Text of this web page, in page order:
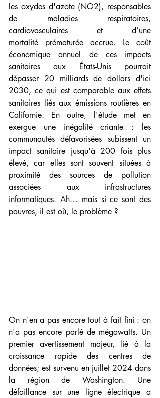
les oxydes d'azote (NO2), responsables
de maladies respiratoires,
cardiovasculaires et d’une
mortalité prématurée accrue. Le coût
économique annuel de ces impacts
sanitaires aux États-Unis pourrait
dépasser 20 milliards de dollars d'ici
2030, ce qui est comparable aux effets
sanitaires liés aux émissions routières en
Californie. En outre, l'étude met en
exergue une inégalité criante : les
communautés défavorisées subissent un
impact sanitaire jusqu'à 200 fois plus
élevé, car elles sont souvent situées à
proximité des sources de pollution
associées aux infrastructures
informatiques. Ah… mais si ce sont des
pauvres, il est où, le problème ?
On n'en a pas encore tout à fait fini : on
n'a pas encore parlé de mégawatts. Un
premier avertissement majeur, lié à la
croissance rapide des centres de
données; est survenu en juillet 2024 dans
la région de Washington. Une
défaillance sur une ligne électrique a